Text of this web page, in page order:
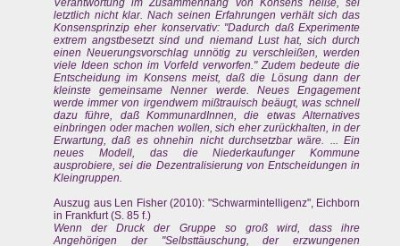
Verantwortung im Zusammenhang von Konsens heiße, sei
letztlich nicht klar. Nach seinen Erfahrungen verhält sich das
Konsensprinzip eher konservativ: "Dadurch daß Experimente
extrem angstbesetzt sind und niemand Lust hat, sich durch
einen Neuerungsvorschlag unnötig zu verschleißen, werden
viele Ideen schon im Vorfeld verworfen." Zudem bedeute die
Entscheidung im Konsens meist, daß die Lösung dann der
kleinste gemeinsame Nenner werde. Neues Engagement
werde immer von irgendwem mißtrauisch beäugt, was schnell
dazu führe, daß KommunardInnen, die etwas Alternatives
einbringen oder machen wollen, sich eher zurückhalten, in der
Erwartung, daß es ohnehin nicht durchsetzbar wäre. ... Ein
neues Modell, das die Niederkaufunger Kommune
ausprobiere, sei die Dezentralisierung von Entscheidungen in
Kleingruppen.
Auszug aus Len Fisher (2010): "Schwarmintelligenz", Eichborn
in Frankfurt (S. 85 f.)
Wenn der Druck der Gruppe so groß wird, dass ihre
Angehörigen der "Selbsttäuschung, der erzwungenen